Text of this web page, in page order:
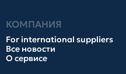
КОМПАНИЯ
For international suppliers
Все новости
О сервисе